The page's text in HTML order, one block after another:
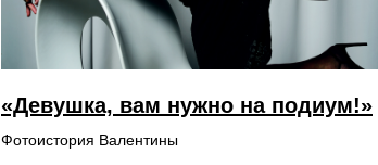
«Девушка, вам нужно на подиум!»
Фотоистория Валентины